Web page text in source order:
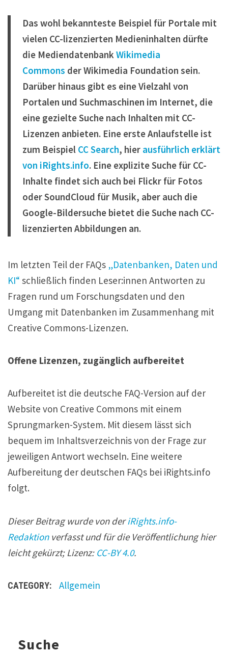
Das wohl bekannteste Beispiel für Portale mit
vielen CC-lizenzierten Medieninhalten dürfte
die Mediendatenbank Wikimedia
Commons der Wikimedia Foundation sein.
Darüber hinaus gibt es eine Vielzahl von
Portalen und Suchmaschinen im Internet, die
eine gezielte Suche nach Inhalten mit CC-
Lizenzen anbieten. Eine erste Anlaufstelle ist
zum Beispiel CC Search, hier ausführlich erklärt
von iRights.info. Eine explizite Suche für CC-
Inhalte findet sich auch bei Flickr für Fotos
oder SoundCloud für Musik, aber auch die
Google-Bildersuche bietet die Suche nach CC-
lizenzierten Abbildungen an.
Im letzten Teil der FAQs „Datenbanken, Daten und
KI“ schließlich finden Leser:innen Antworten zu
Fragen rund um Forschungsdaten und den
Umgang mit Datenbanken im Zusammenhang mit
Creative Commons-Lizenzen.
Offene Lizenzen, zugänglich aufbereitet
Aufbereitet ist die deutsche FAQ-Version auf der
Website von Creative Commons mit einem
Sprungmarken-System. Mit diesem lässt sich
bequem im Inhaltsverzeichnis von der Frage zur
jeweiligen Antwort wechseln. Eine weitere
Aufbereitung der deutschen FAQs bei iRights.info
folgt.
Dieser Beitrag wurde von deriRights.info-
Redaktionverfasst und für die Veröffentlichung hier
leicht gekürzt; Lizenz: CC-BY 4.0.
CATEGORY: Allgemein
Suche